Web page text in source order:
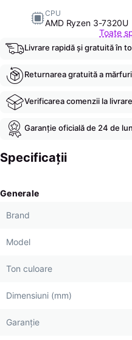
CPU
AMD Ryzen 3-7320U
Toate
Livrare rapidă și gratuită în
Returnarea gratuită a
Verificarea comenzii la livrare
Garanție oficială de 24 de
Specificații
Generale
Brand
Model
Ton culoare
Dimensiuni (mm)
Garanție